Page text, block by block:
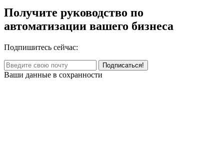
Получите руководство по
автоматизации вашего бизнеса
Подпишитесь сейчас:
Ваши данные в сохранности